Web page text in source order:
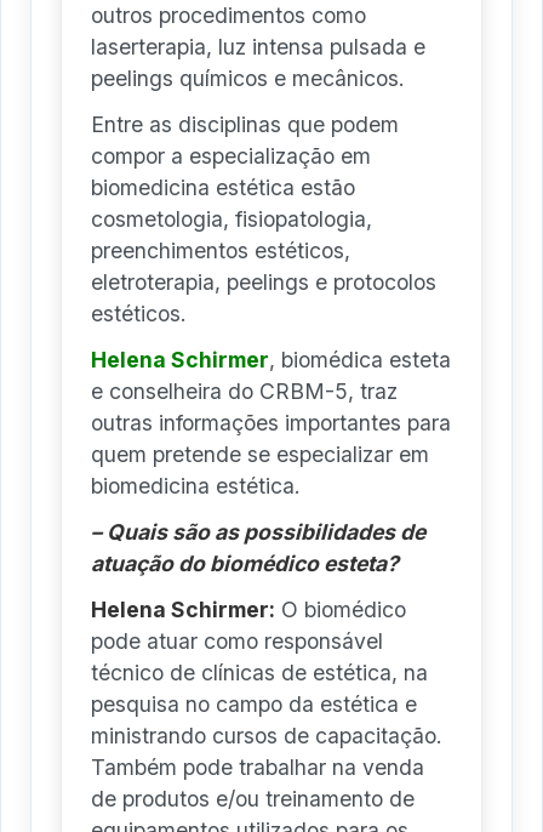
outros procedimentos como
laserterapia, luz intensa pulsada e
peelings químicos e mecânicos.
Entre as disciplinas que podem
compor a especialização em
biomedicina estética estão
cosmetologia, fisiopatologia,
preenchimentos estéticos,
eletroterapia, peelings e protocolos
estéticos.
Helena Schirmer, biomédica esteta
e conselheira do CRBM-5, traz
outras informações importantes para
quem pretende se especializar em
biomedicina estética.
– Quais são as possibilidades de
atuação do biomédico esteta?
Helena Schirmer: O biomédico
pode atuar como responsável
técnico de clínicas de estética, na
pesquisa no campo da estética e
ministrando cursos de capacitação.
Também pode trabalhar na venda
de produtos e/ou treinamento de